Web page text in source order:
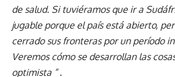
de salud. Si tuviéramos que ir a
jugable porque el país está abierto,
cerrado sus fronteras por un período
Veremos cómo se desarrollan las
optimista ”.